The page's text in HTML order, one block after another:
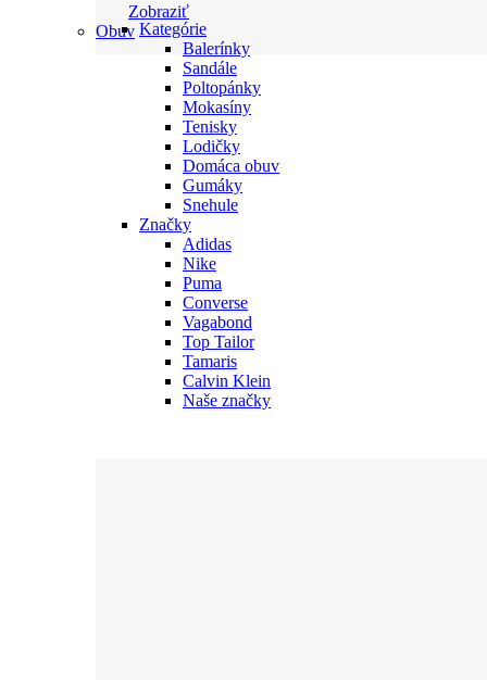
Zobraziť
Obuv Kategórie
Balerínky
Sandále
Poltopánky
Mokasíny
Tenisky
Lodičky
Domáca obuv
Gumáky
Snehule
Značky
Adidas
Nike
Puma
Converse
Vagabond
Top Tailor
Tamaris
Calvin Klein
Naše značky